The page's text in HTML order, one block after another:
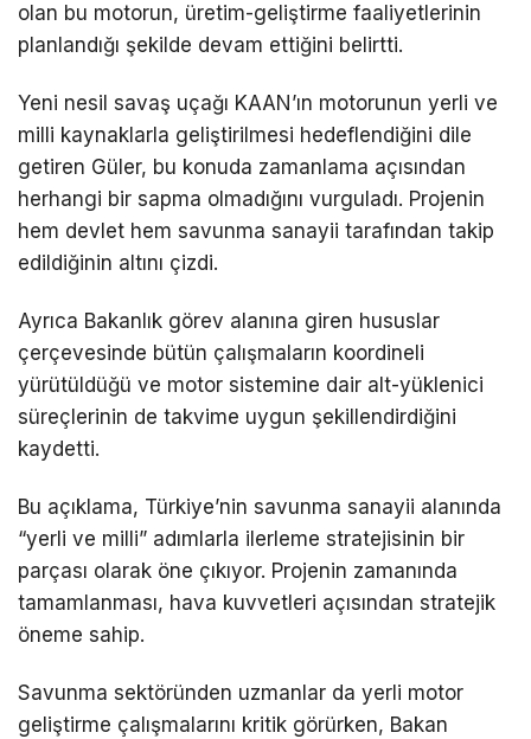
olan bu motorun, üretim-geliştirme faaliyetlerinin
planlandığı şekilde devam ettiğini belirtti.
Yeni nesil savaş uçağı KAAN’ın motorunun yerli ve
milli kaynaklarla geliştirilmesi hedeflendiğini dile
getiren Güler, bu konuda zamanlama açısından
herhangi bir sapma olmadığını vurguladı. Projenin
hem devlet hem savunma sanayii tarafından takip
edildiğinin altını çizdi.
Ayrıca Bakanlık görev alanına giren hususlar
çerçevesinde bütün çalışmaların koordineli
yürütüldüğü ve motor sistemine dair alt-yüklenici
süreçlerinin de takvime uygun şekil­lendirdiğini
kaydetti.
Bu açıklama, Türkiye’nin savunma sanayii alanında
“yerli ve milli” adımlarla ilerleme stratejisinin bir
parçası olarak öne çıkıyor. Projenin zamanında
tamamlanması, hava kuvvetleri açısından stratejik
öneme sahip.
Savunma sektöründen uzmanlar da yerli motor
geliştirme çalışmalarını kritik görürken, Bakan